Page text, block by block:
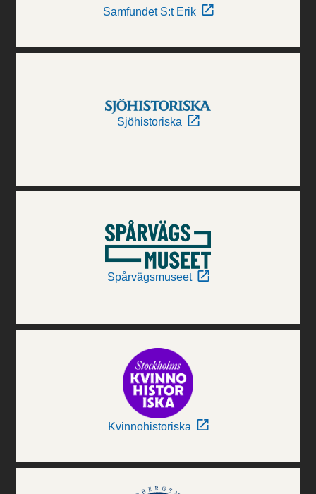
Samfundet S:t Erik
Sjöhistoriska
Spårvägsmuseet
Kvinnohistoriska